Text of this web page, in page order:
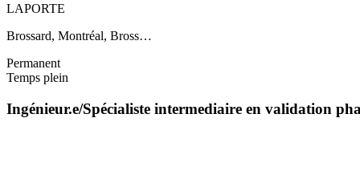
LAPORTE
Brossard, Montréal, Bross…
Permanent
Temps plein
Ingénieur.e/Spécialiste intermediaire en validation